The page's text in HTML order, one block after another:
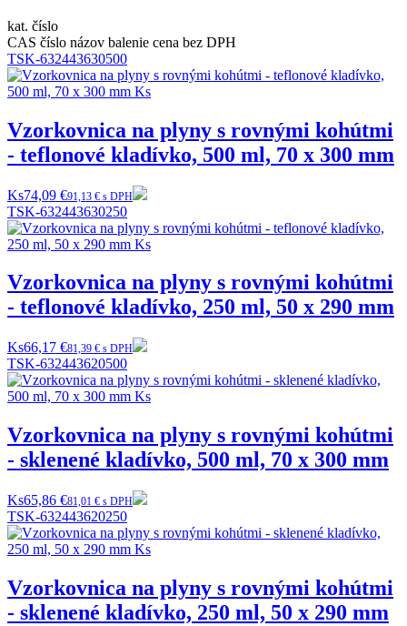
kat. číslo
CAS číslo názov balenie cena bez DPH
TSK-632443630500
Vzorkovnica na plyny s rovnými kohútmi
- teflonové kladívko, 500 ml, 70 x 300 mm
Ks74,09 €91,13 € s DPH
TSK-632443630250
Vzorkovnica na plyny s rovnými kohútmi
- teflonové kladívko, 250 ml, 50 x 290 mm
Ks66,17 €81,39 € s DPH
TSK-632443620500
Vzorkovnica na plyny s rovnými kohútmi
- sklenené kladívko, 500 ml, 70 x 300 mm
Ks65,86 €81,01 € s DPH
TSK-632443620250
Vzorkovnica na plyny s rovnými kohútmi
- sklenené kladívko, 250 ml, 50 x 290 mm